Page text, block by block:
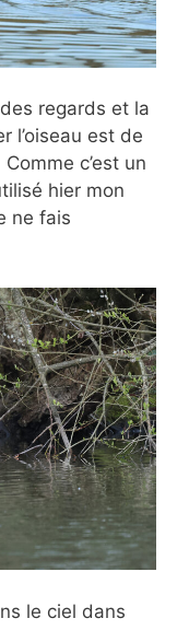
regards et la
l’oiseau est de
c’est un
hier mon
ne fais
le ciel dans